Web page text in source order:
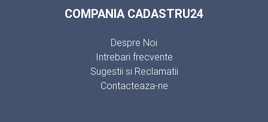
COMPANIA CADASTRU24
Despre Noi
Intrebari frecvente
Sugestii si Reclamatii
Contacteaza-ne